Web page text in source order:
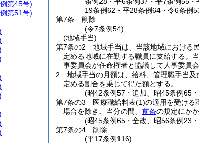
19条例62・平28条例64・令6条例
第7条
削除
(令7条例54)
(地域手当)
第7条の2
地域手当は、当該地域における
定める地域に在勤する職員に支給する。
事委員会が任命権者と協議して人事委員
2
地域手当の月額は、給料、管理職手当
定める割合を乗じて得た額とする。
(昭42条例57・追加、昭45条例65
第7条の3
医療職給料表(1)の適用を受ける
場合を除き、当分の間、 前条の規定にか
(昭45条例65・全改、昭56条例23
第7条の4
削除
(平17条例116)
第45号)
第51号)